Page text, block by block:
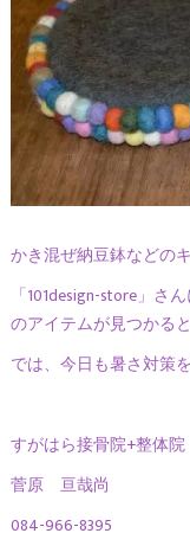
かき混ぜ納豆鉢などの
「101design-store」さ
のアイテムが見つかる
では、今日も暑さ対策
すがはら接骨院+整体院
菅原 亘哉尚
084-966-8395